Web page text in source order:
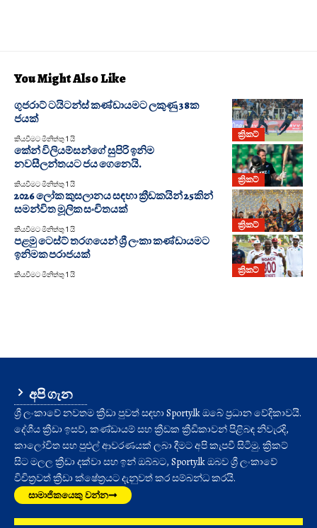
You Might Also Like
ක්‍රිකට්
ගුජරාට් ටයිටන්ස් කණ්ඩායමට ලකුණු 38ක
ජයක්
කියවීමට මිනිත්තු 1 යි
ක්‍රිකට්
කේන් විලියම්සන්ගේ සුපිරි ඉනිම
නවසීලන්තයට ජය ගෙනෙයි.
කියවීමට මිනිත්තු 1 යි
ක්‍රිකට්
2026 ලෝක කුසලානය සඳහා ක්‍රීඩකයින් 25කින්
සමන්විත මූලික සංචිතයක්
කියවීමට මිනිත්තු 1 යි
ක්‍රිකට්
පළමු ටෙස්ට් තරගයෙන් ශ්‍රී ලංකා කණ්ඩායමට
ඉනිමක පරාජයක්
කියවීමට මිනිත්තු 1 යි
අපි ගැන
ශ්‍රී ලංකාවේ නවතම ක්‍රීඩා පුවත් සඳහා Sporty.lk ඔබේ ප්‍රධාන වේදිකාවයි.
දේශීය ක්‍රීඩා ඉසව්, කණ්ඩායම් සහ ක්‍රීඩක ක්‍රීඩිකාවන් පිළිබඳ නිවැරදි,
කාලෝචිත සහ පුළුල් ආවරණයක් ලබා දීමට අපි කැපවී සිටිමු. ක්‍රිකට්
සිට මලල ක්‍රීඩා දක්වා සහ ඉන් ඔබ්බට, Sporty.lk ඔබව ශ්‍රී ලංකාවේ
විචිත්‍රවත් ක්‍රීඩා ක්ෂේත්‍රයට දැනුවත් කර සම්බන්ධ කරයි.
සාමාජිකයෙකු වන්න